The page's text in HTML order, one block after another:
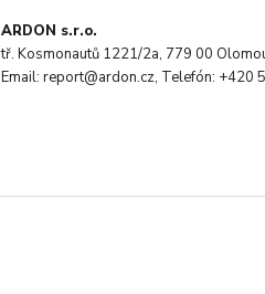
ARDON s.r.o.
tř. Kosmonautů 1221/2a, 779 00
Email: report@ardon.cz, Telefón: +420